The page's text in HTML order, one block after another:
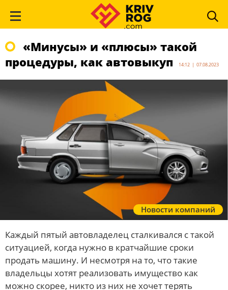
«Минусы» и «плюсы» такой
процедуры, как автовыкуп
14:12 | 07.08.2023
Новости компаний
Каждый пятый автовладелец сталкивался с такой
ситуацией, когда нужно в кратчайшие сроки
продать машину. И несмотря на то, что такие
владельцы хотят реализовать имущество как
можно скорее, никто из них не хочет терять